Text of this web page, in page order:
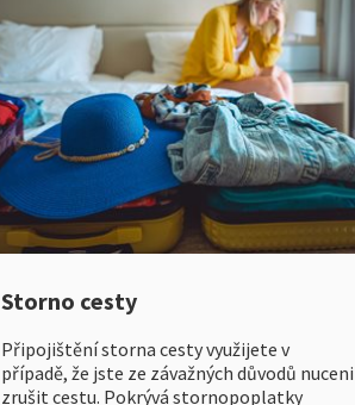
Storno cesty
Připojištění storna cesty využijete v
případě, že jste ze závažných důvodů nuceni
zrušit cestu. Pokrývá stornopoplatky